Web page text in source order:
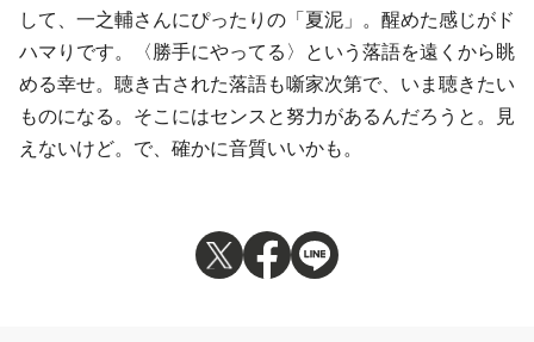
して、一之輔さんにぴったりの「夏泥」。醒めた感じがド
ハマりです。〈勝手にやってる〉という落語を遠くから眺
める幸せ。聴き古された落語も噺家次第で、いま聴きたい
ものになる。そこにはセンスと努力があるんだろうと。見
えないけど。で、確かに音質いいかも。